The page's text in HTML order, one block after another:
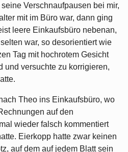
Verschnaufpausen bei mir,
mit im Büro war, dann ging
leere Einkaufsbüro nebenan,
war, so desorientiert wie
Tag mit hochrotem Gesicht
und versuchte zu korrigieren,
Theo ins Einkaufsbüro, wo
auf den
wieder falsch kommentiert
Eierkopp hatte zwar keinen
auf dem auf jedem Blatt sein